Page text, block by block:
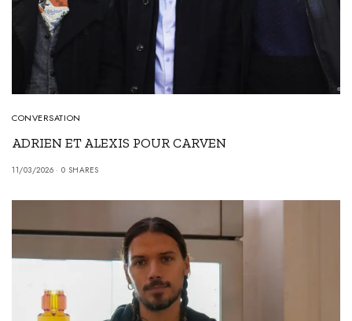
CONVERSATION
ADRIEN ET ALEXIS POUR CARVEN
11/03/2026 0 SHARES